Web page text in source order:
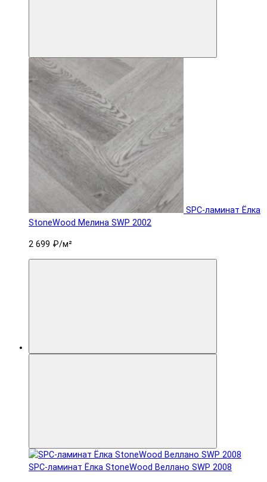
SPC-ламинат Ëлка
StoneWood Мелина SWP 2002
2 699 ₽/м²
SPC-ламинат Ëлка StoneWood Веллано SWP 2008